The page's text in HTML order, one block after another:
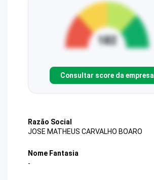
Consultar score da empresa
Razão Social
JOSE MATHEUS CARVALHO BOARO
Nome Fantasia
-